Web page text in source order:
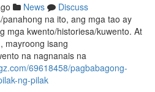
News
Discuss
na ito, ang mga tao ay
mga kwento/historiesa/kuwento. At
mayroong isang
na nagnanais na
69618458/pagbabagong-
ng-pilak